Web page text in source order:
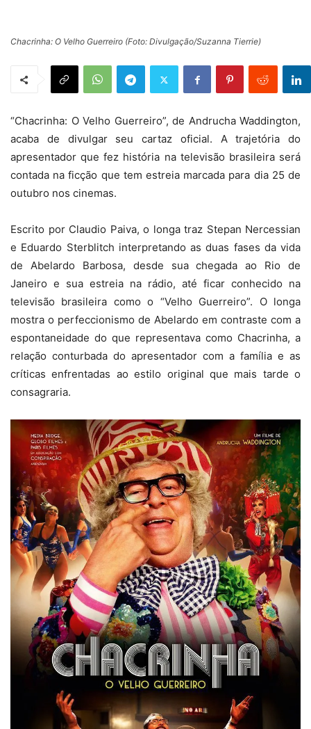
Chacrinha: O Velho Guerreiro (Foto: Divulgação/Suzanna Tierrie)
“Chacrinha: O Velho Guerreiro”, de Andrucha Waddington,
acaba de divulgar seu cartaz oficial. A trajetória do
apresentador que fez história na televisão brasileira será
contada na ficção que tem estreia marcada para dia 25 de
outubro nos cinemas.
Escrito por Claudio Paiva, o longa traz Stepan Nercessian
e Eduardo Sterblitch interpretando as duas fases da vida
de Abelardo Barbosa, desde sua chegada ao Rio de
Janeiro e sua estreia na rádio, até ficar conhecido na
televisão brasileira como o “Velho Guerreiro”. O longa
mostra o perfeccionismo de Abelardo em contraste com a
espontaneidade do que representava como Chacrinha, a
relação conturbada do apresentador com a família e as
críticas enfrentadas ao estilo original que mais tarde o
consagraria.